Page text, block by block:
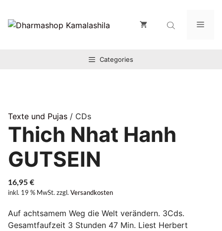
Inhalt
springen
Categories
Texte und Pujas / CDs
Thich Nhat Hanh
GUTSEIN
16,95 €
inkl. 19 % MwSt. zzgl. Versandkosten
Auf achtsamem Weg die Welt verändern. 3Cds.
Gesamtfaufzeit 3 Stunden 47 Min. Liest Herbert